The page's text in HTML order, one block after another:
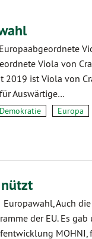
Europaabgeordnete
Viola von
2019 ist Viola von
Auswärtige…
Demokratie Europa
Europawahl, Auch
der EU. Es